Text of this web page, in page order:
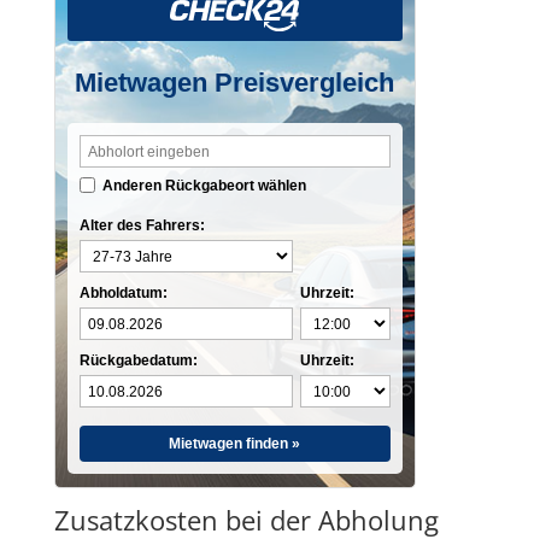
Mietwagen Preisvergleich
Anderen Rückgabeort wählen
Alter des Fahrers:
Abholdatum:
Rückgabedatum:
Uhrzeit:
Uhrzeit:
Mietwagen finden »
Zusatzkosten bei der Abholung